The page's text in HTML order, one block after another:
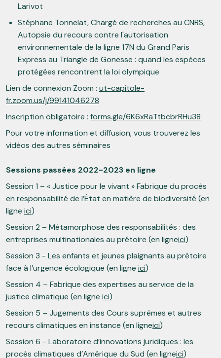
Larivot
Stéphane Tonnelat, Chargé de recherches au CNRS,
Autopsie du recours contre l'autorisation
environnementale de la ligne 17N du Grand Paris
Express au Triangle de Gonesse : quand les espèces
protégées rencontrent la loi olympique
Lien de connexion Zoom : ut-capitole-
fr.zoom.us/j/99141046278
Inscription obligatoire : forms.gle/6K6xRaTtbcbrRHu38
Pour votre information et diffusion, vous trouverez les
vidéos des autres séminaires
Sessions passées 2022-2023 en ligne
Session 1 – « Justice pour le vivant » Fabrique du procès
en responsabilité de l’État en matière de biodiversité (en
ligne ici)
Session 2 – Métamorphose des responsabilités : des
entreprises multinationales au prétoire (en ligneici)
Session 3 - Les enfants et jeunes plaignants au prétoire
face à l’urgence écologique (en ligne ici)
Session 4 – Fabrique des expertises au service de la
justice climatique (en ligne ici)
Session 5 – Jugements des Cours suprêmes et autres
recours climatiques en instance (en ligneici)
Session 6 - Laboratoire d’innovations juridiques : les
procès climatiques d’Amérique du Sud (en ligneici)